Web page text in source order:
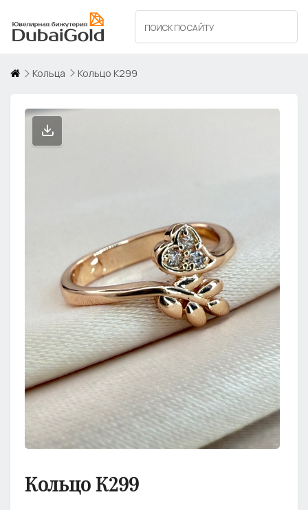
Кольца Кольцо К299
Кольцо К299